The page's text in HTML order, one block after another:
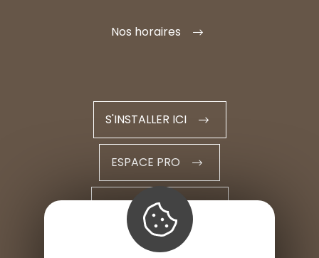
Nos horaires
S'INSTALLER ICI
ESPACE PRO
ESPACE PRESSE